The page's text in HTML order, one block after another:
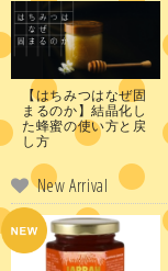
【はちみつはなぜ固
まるのか】結晶化し
た蜂蜜の使い方と戻
し方
New Arrival